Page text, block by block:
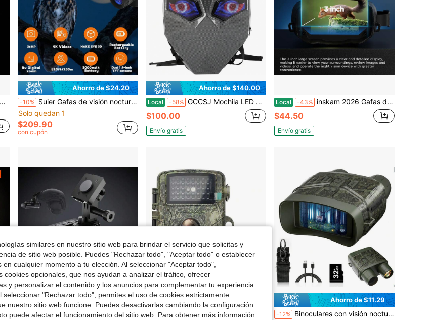
Ahorro de $24.20
-10% Suier Gafas de visión nocturna 4K, binoculares de visión nocturna para adultos con manos libres con un alcance visual de 250 m en completa oscuridad, zoom digital 8X, adecuados para aventuras al aire libre
Solo quedan 1
$209.90
con cupón
Ahorro de $140.00
Local -58% GCCSJ Mochila LED Gelrova con ojos, mochila para motocicleta, bolsa de almacenamiento para viajes y acampadas, textura de fibra de carbono
$100.00
Envío gratis
Local -43% inskam 2026 Gafas de visión nocturna de alta definición - Fotos y videos, Batería de 5000 mAh, Luz de emergencia y brújula - Ideal para acampar, aventuras al aire libre y equipo de supervivencia - Regalo perfecto para hombres
$44.50
Envío gratis
Local -43% Gafas de visión nocturna tácticas militares Binoculares digitales infrarrojos 4K, montaje de casco para adultos, con tarjeta de 32GB para guardar fotos y videos para caza, observación de vida silvestre, vigilancia
Local -43% Cámara de sendero 4K 48MP con activación por movimiento, LED infrarrojos de bajo brillo, visión nocturna de 130° de ángulo amplio para vida silvestre y ciervos en exteriores, color verde
Ahorro de $11.29
-12% Binoculares con visión nocturna de 3" de pantalla con tarjeta SD de 32GB y batería recargable de 5000mAh, compatible con captura y reproducción de fotos/videos, adecuado para acampar y actividades al aire libre, negro/verde oliva
similares en nuestro sitio web para brindar el servicio que solicitas y
de sitio web posible. Puedes "Rechazar todo", "Aceptar todo" o establecer
cualquier momento a tu elección. Al seleccionar "Aceptar todo",
cookies opcionales, que nos ayudan a analizar el tráfico, ofrecer
y personalizar el contenido y los anuncios para complementar tu experiencia
seleccionar "Rechazar todo", permites el uso de cookies estrictamente
nuestro sitio web funcione. Puedes desactivarlas cambiando la configuración
puede afectar el funcionamiento del sitio web. Para obtener más información